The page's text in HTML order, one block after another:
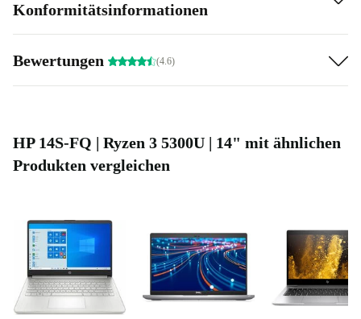
Konformitätsinformationen
Bewertungen (4.6)
HP 14S-FQ | Ryzen 3 5300U | 14" mit ähnlichen
Produkten vergleichen